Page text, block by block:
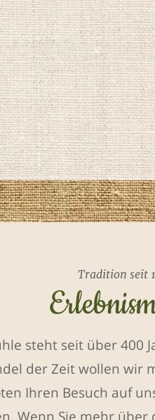
Tradition seit
steht seit über 400
der Zeit wollen wir
Ihren Besuch auf